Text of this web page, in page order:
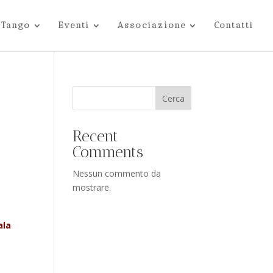
Eventi Associazione Contatti
Cerca
Recent
Comments
Nessun commento da
mostrare.